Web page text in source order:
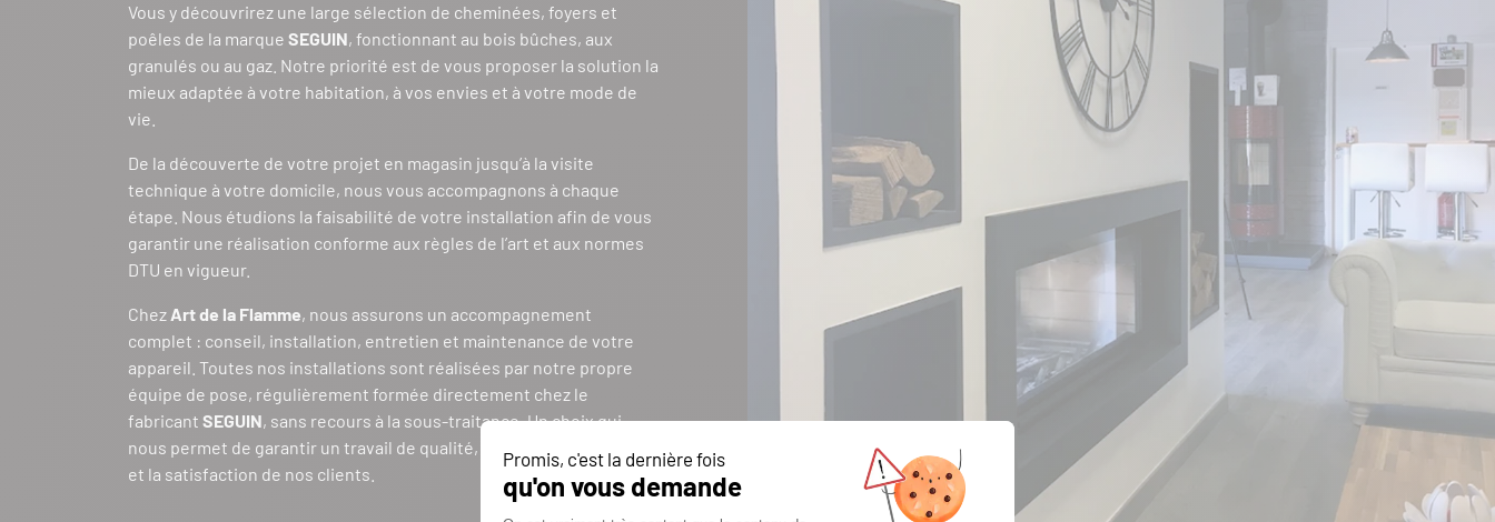
Vous y découvrirez une large sélection de cheminées, foyers et
poêles de la marque SEGUIN, fonctionnant au bois bûches, aux
granulés ou au gaz. Notre priorité est de vous proposer la solution la
mieux adaptée à votre habitation, à vos envies et à votre mode de
vie.
De la découverte de votre projet en magasin jusqu’à la visite
technique à votre domicile, nous vous accompagnons à chaque
étape. Nous étudions la faisabilité de votre installation afin de vous
garantir une réalisation conforme aux règles de l’art et aux normes
DTU en vigueur.
Chez Art de la Flamme, nous assurons un accompagnement
complet : conseil, installation, entretien et maintenance de votre
appareil. Toutes nos installations sont réalisées par notre propre
équipe de pose, régulièrement formée directement chez le
fabricant SEGUIN, sans recours à la sous-traitance. Un choix qui
nous permet de garantir un travail de qualité, le respect des délais
et la satisfaction de nos clients.